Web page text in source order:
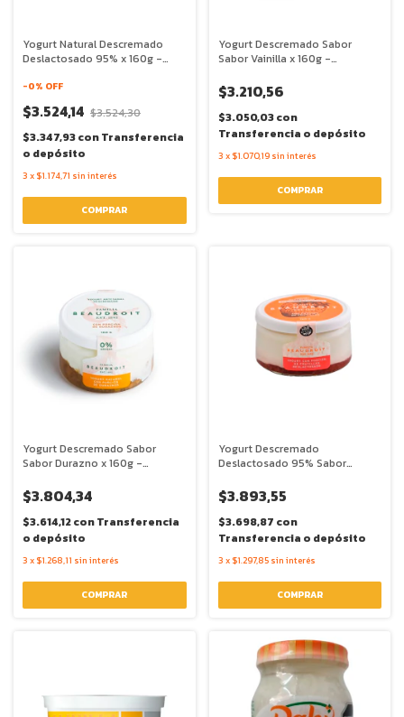
Yogurt Natural Descremado
Deslactosado 95% x 160g -
-0% OFF
$3.524,14 $3.524,30
$3.347,93conTransferencia
o depósito
3 x $1.174,71 sin interés
Yogurt Descremado Sabor
Sabor Vainilla x 160g -
$3.210,56
$3.050,03con
Transferencia o depósito
3 x $1.070,19 sin interés
Yogurt Descremado Sabor
Sabor Durazno x 160g -
$3.804,34
$3.614,12conTransferencia
o depósito
3 x $1.268,11 sin interés
Yogurt Descremado
Deslactosado 95% Sabor
$3.893,55
$3.698,87 con
Transferencia o depósito
3 x $1.297,85 sin interés